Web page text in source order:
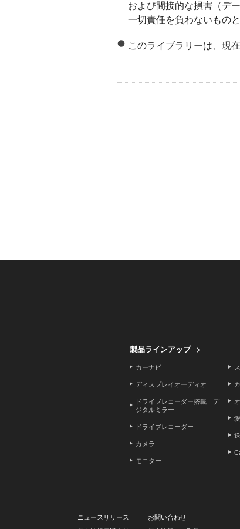
および間接的な損害（デ
一切責任を負わないものと
このライブラリーは、現
製品ラインアップ
カーナビ
ディスプレイオーディオ
ドライブレコーダー搭載 デ
ジタルミラー
ドライブレコーダー
カメラ
モニター
ニュースリリース お問い合わせ